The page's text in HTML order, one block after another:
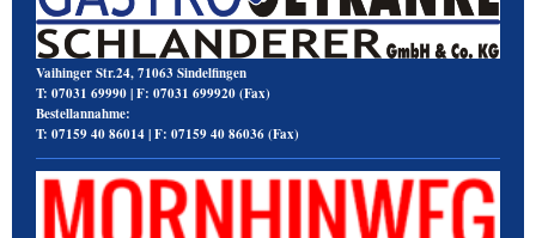
Vaihinger Str.24, 71063 Sindelfingen
T: 07031 69990| F: 07031 699920 (Fax)
Bestellannahme:
T: 07159 40 86014|F: 07159 40 86036 (Fax)